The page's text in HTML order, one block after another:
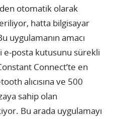
otomatik olarak
hatta bilgisayar
uygulamanın amacı
e-posta kutusunu sürekli
Connect’te en
alıcısına ve 500
sahip olan
Bu arada uygulamayı